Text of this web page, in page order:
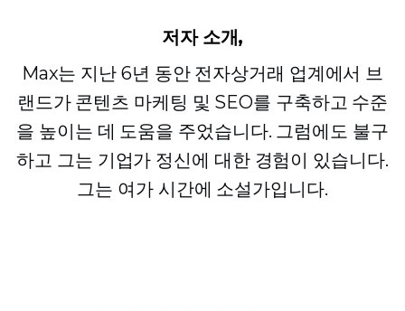
저자 소개,
Max는 지난 6년 동안 전자상거래 업계에서 브
랜드가 콘텐츠 마케팅 및 SEO를 구축하고 수준
을 높이는 데 도움을 주었습니다. 그럼에도 불구
하고 그는 기업가 정신에 대한 경험이 있습니다.
그는 여가 시간에 소설가입니다.